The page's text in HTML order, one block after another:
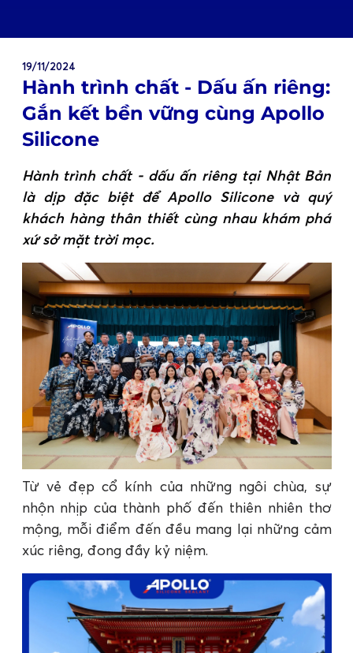
19/11/2024
Hành trình chất - Dấu ấn riêng:
Gắn kết bền vững cùng Apollo
Silicone
Hành trình chất - dấu ấn riêng tại Nhật Bản
là dịp đặc biệt để Apollo Silicone và quý
khách hàng thân thiết cùng nhau khám phá
xứ sở mặt trời mọc.
Từ vẻ đẹp cổ kính của những ngôi chùa, sự
nhộn nhịp của thành phố đến thiên nhiên thơ
mộng, mỗi điểm đến đều mang lại những cảm
xúc riêng, đong đầy kỷ niệm.